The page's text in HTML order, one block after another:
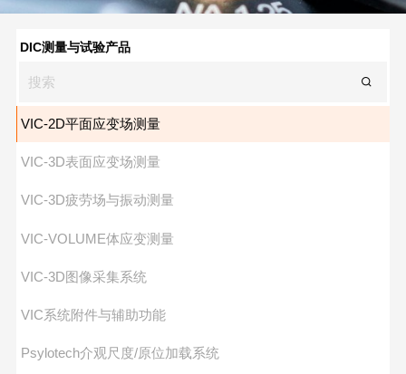
DIC测量与试验产品
VIC-2D平面应变场测量
VIC-3D表面应变场测量
VIC-3D疲劳场与振动测量
VIC-VOLUME体应变测量
VIC-3D图像采集系统
VIC系统附件与辅助功能
Psylotech介观尺度/原位加载系统